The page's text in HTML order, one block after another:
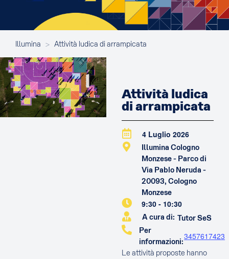
Illumina > Attività ludica di arrampicata
Attività ludica
di arrampicata
4 Luglio 2026
Illumina Cologno
Monzese - Parco di
Via Pablo Neruda -
20093, Cologno
Monzese
9:30 - 10:30
A cura di: Tutor SeS
Per
informazioni:
3457617423
Le attività proposte hanno